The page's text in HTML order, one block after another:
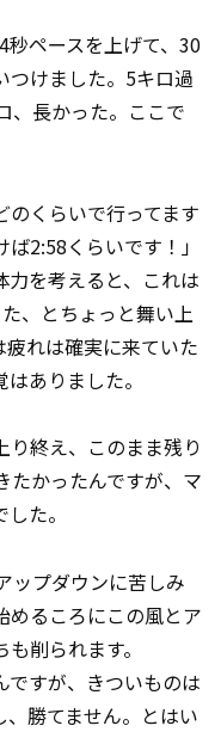
ペースを上げて、30
つけました。5キロ過
、長かった。ここで
くらいで行ってます
2:58くらいです！」
力を考えると、これは
、とちょっと舞い上
れは確実に来ていた
ありました。
終え、このまま残り
たかったんですが、マ
た。
ップダウンに苦しみ
めるころにこの風とア
削られます。
ですが、きついものは
勝てません。とはい